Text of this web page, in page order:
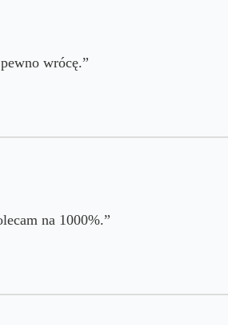
wrócę.”
na 1000%.”